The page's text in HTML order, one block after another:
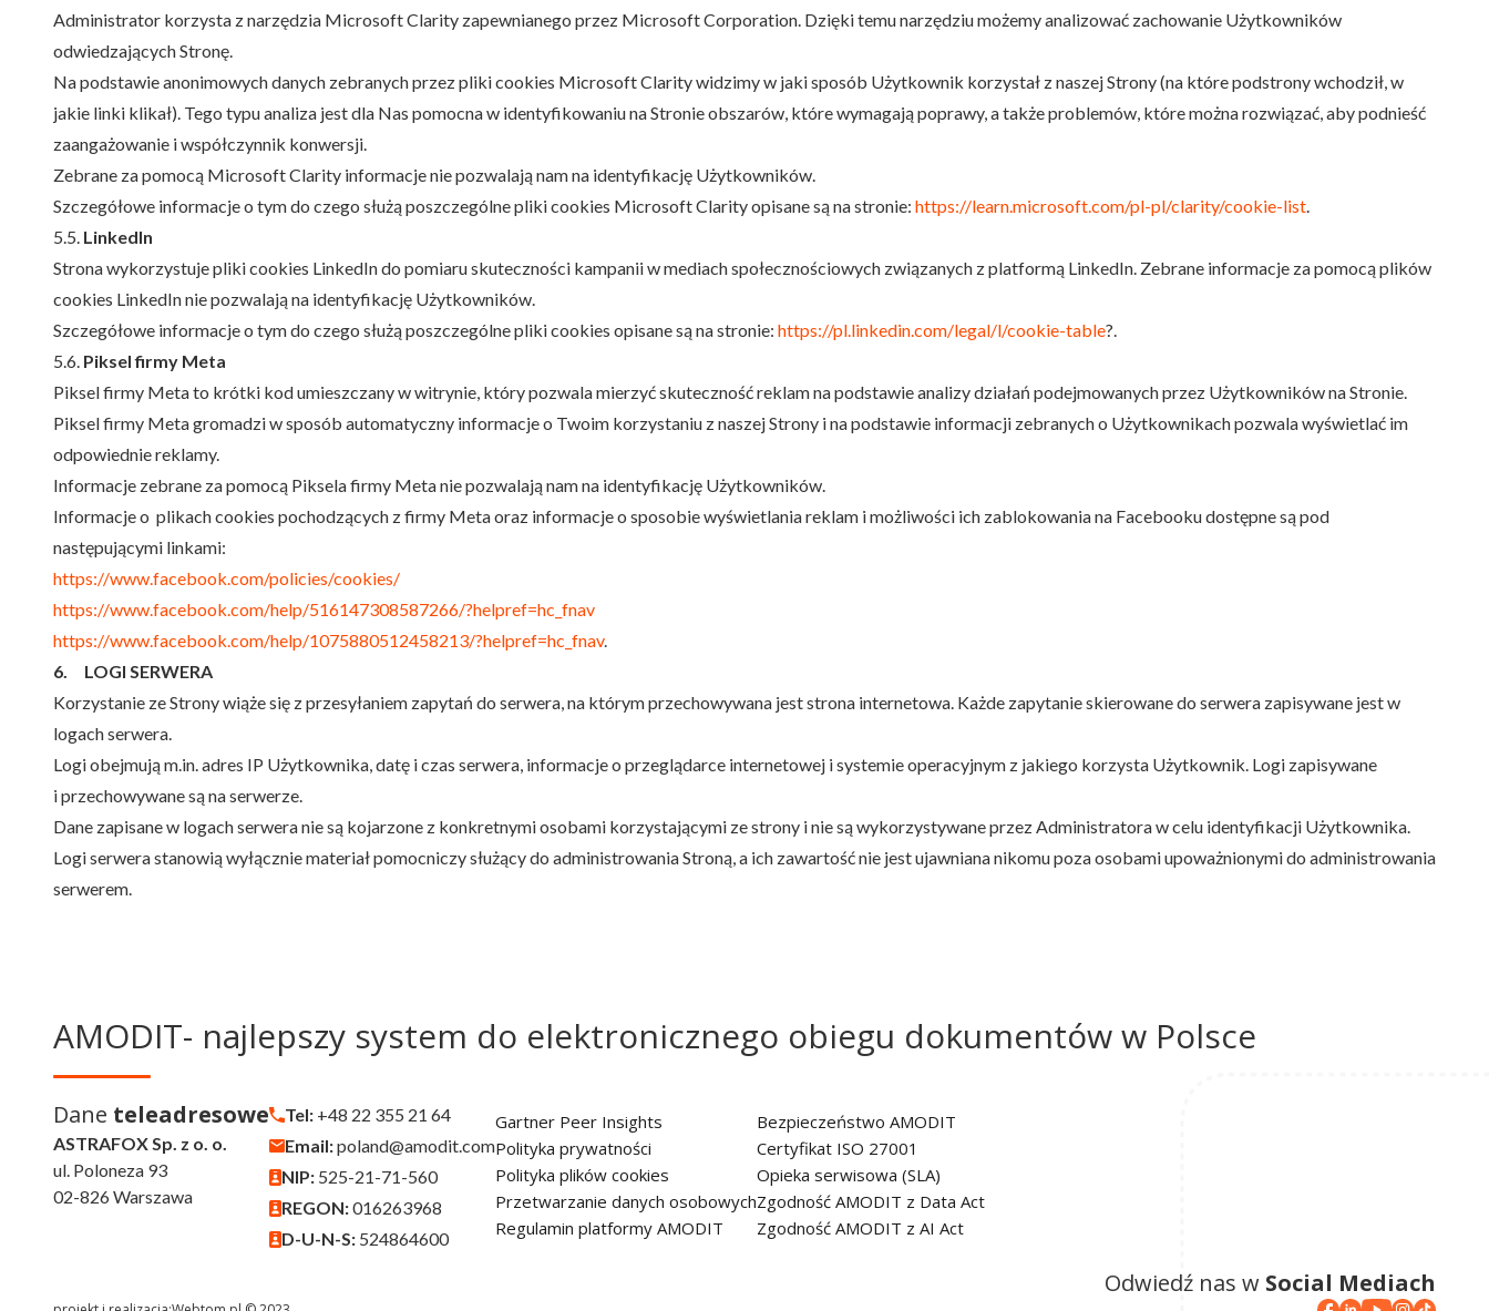
Administrator korzysta z narzędzia Microsoft Clarity zapewnianego przez Microsoft Corporation. Dzięki temu narzędziu możemy analizować zachowanie Użytkowników
odwiedzających Stronę.
Na podstawie anonimowych danych zebranych przez pliki cookies Microsoft Clarity widzimy w jaki sposób Użytkownik korzystał z naszej Strony (na które podstrony wchodził, w
jakie linki klikał). Tego typu analiza jest dla Nas pomocna w identyfikowaniu na Stronie obszarów, które wymagają poprawy, a także problemów, które można rozwiązać, aby podnieść
zaangażowanie i współczynnik konwersji.
Zebrane za pomocą Microsoft Clarity informacje nie pozwalają nam na identyfikację Użytkowników.
Szczegółowe informacje o tym do czego służą poszczególne pliki cookies Microsoft Clarity opisane są na stronie: https://learn.microsoft.com/pl-pl/clarity/cookie-list.
5.5. LinkedIn
Strona wykorzystuje pliki cookies LinkedIn do pomiaru skuteczności kampanii w mediach społecznościowych związanych z platformą LinkedIn. Zebrane informacje za pomocą plików
cookies LinkedIn nie pozwalają na identyfikację Użytkowników.
Szczegółowe informacje o tym do czego służą poszczególne pliki cookies opisane są na stronie: https://pl.linkedin.com/legal/l/cookie-table?.
5.6. Piksel firmy Meta
Piksel firmy Meta to krótki kod umieszczany w witrynie, który pozwala mierzyć skuteczność reklam na podstawie analizy działań podejmowanych przez Użytkowników na Stronie.
Piksel firmy Meta gromadzi w sposób automatyczny informacje o Twoim korzystaniu z naszej Strony i na podstawie informacji zebranych o Użytkownikach pozwala wyświetlać im
odpowiednie reklamy.
Informacje zebrane za pomocą Piksela firmy Meta nie pozwalają nam na identyfikację Użytkowników.
Informacje o plikach cookies pochodzących z firmy Meta oraz informacje o sposobie wyświetlania reklam i możliwości ich zablokowania na Facebooku dostępne są pod
następującymi linkami:
https://www.facebook.com/policies/cookies/
https://www.facebook.com/help/516147308587266/?helpref=hc_fnav
https://www.facebook.com/help/1075880512458213/?helpref=hc_fnav.
6. LOGI SERWERA
Korzystanie ze Strony wiąże się z przesyłaniem zapytań do serwera, na którym przechowywana jest strona internetowa. Każde zapytanie skierowane do serwera zapisywane jest w
logach serwera.
Logi obejmują m.in. adres IP Użytkownika, datę i czas serwera, informacje o przeglądarce internetowej i systemie operacyjnym z jakiego korzysta Użytkownik. Logi zapisywane
i przechowywane są na serwerze.
Dane zapisane w logach serwera nie są kojarzone z konkretnymi osobami korzystającymi ze strony i nie są wykorzystywane przez Administratora w celu identyfikacji Użytkownika.
Logi serwera stanowią wyłącznie materiał pomocniczy służący do administrowania Stroną, a ich zawartość nie jest ujawniana nikomu poza osobami upoważnionymi do administrowania
serwerem.
AMODIT- najlepszy system do elektronicznego obiegu dokumentów w Polsce
Dane teleadresowe
ASTRAFOX Sp. z o. o.
ul. Poloneza 93
02-826 Warszawa
Tel: +48 22 355 21 64
Email:poland@amodit.com
NIP: 525-21-71-560
REGON:016263968
D-U-N-S: 524864600
Gartner Peer Insights
Polityka prywatności
Polityka plików cookies
Przetwarzanie danych osobowych
Regulamin platformy AMODIT
Bezpieczeństwo AMODIT
Certyfikat ISO 27001
Opieka serwisowa (SLA)
Zgodność AMODIT z Data Act
Zgodność AMODIT z AI Act
Odwiedź nas w Social Mediach